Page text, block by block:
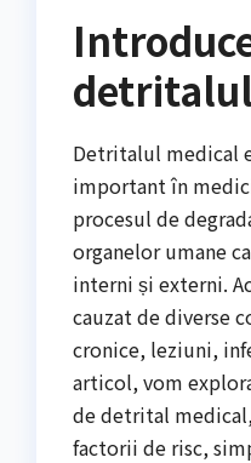
Detritalul medical
important în
procesul de
organelor umane
interni și externi.
cauzat de diverse
cronice, leziuni,
articol, vom
de detrital
factorii de risc,